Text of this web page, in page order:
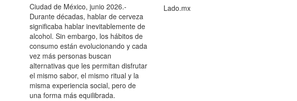
Ciudad de México, junio 2026.-
Durante décadas, hablar de cerveza
significaba hablar inevitablemente de
alcohol. Sin embargo, los hábitos de
consumo están evolucionando y cada
vez más personas buscan
alternativas que les permitan disfrutar
el mismo sabor, el mismo ritual y la
misma experiencia social, pero de
una forma más equilibrada.
Lado.mx